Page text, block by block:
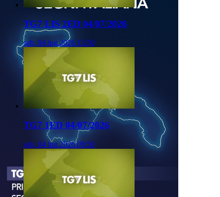
TG7 LIS 2ED 04/07/2026
sab, 04 lug 2026 13:50
TG7 1ED 04/07/2026
sab, 04 lug 2026 09:50